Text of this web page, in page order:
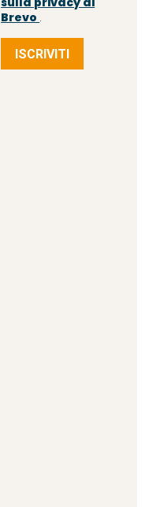
Brevo .
ISCRIVITI